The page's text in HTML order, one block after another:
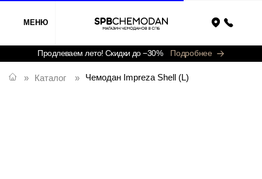
Каталог » Чемодан Impreza Shell (L)